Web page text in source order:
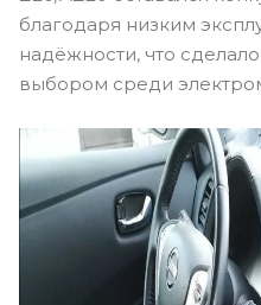
благодаря низким
надёжности, что
выбором среди